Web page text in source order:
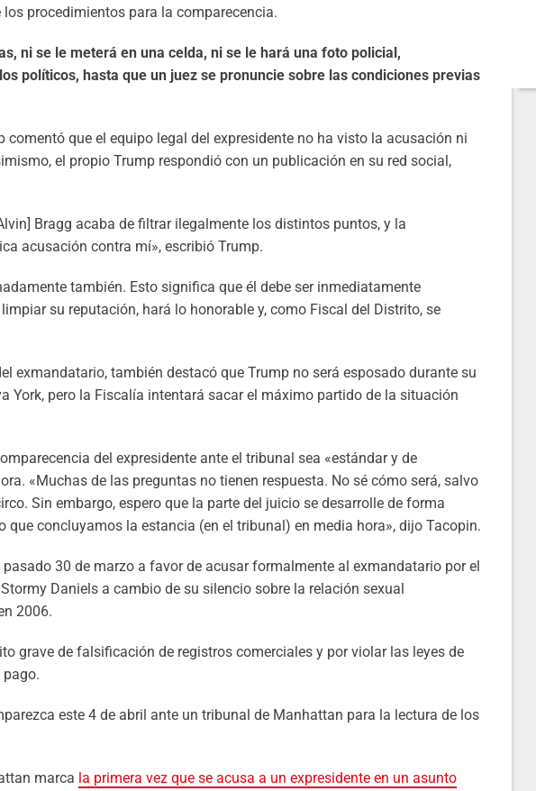
procedimientos para la comparecencia.
ni se le meterá en una celda, ni se le hará una foto policial,
políticos, hasta que un juez se pronuncie sobre las condiciones previas
comentó que el equipo legal del expresidente no ha visto la acusación ni
el propio Trump respondió con un publicación en su red social,
Bragg acaba de filtrar ilegalmente los distintos puntos, y la
acusación contra mí», escribió Trump.
también. Esto significa que él debe ser inmediatamente
su reputación, hará lo honorable y, como Fiscal del Distrito, se
exmandatario, también destacó que Trump no será esposado durante su
York, pero la Fiscalía intentará sacar el máximo partido de la situación
del expresidente ante el tribunal sea «estándar y de
«Muchas de las preguntas no tienen respuesta. No sé cómo será, salvo
Sin embargo, espero que la parte del juicio se desarrolle de forma
que concluyamos la estancia (en el tribunal) en media hora», dijo Tacopin.
30 de marzo a favor de acusar formalmente al exmandatario por el
Daniels a cambio de su silencio sobre la relación sexual
2006.
grave de falsificación de registros comerciales y por violar las leyes de
este 4 de abril ante un tribunal de Manhattan para la lectura de los
marca la primera vez que se acusa a un expresidente en un asunto